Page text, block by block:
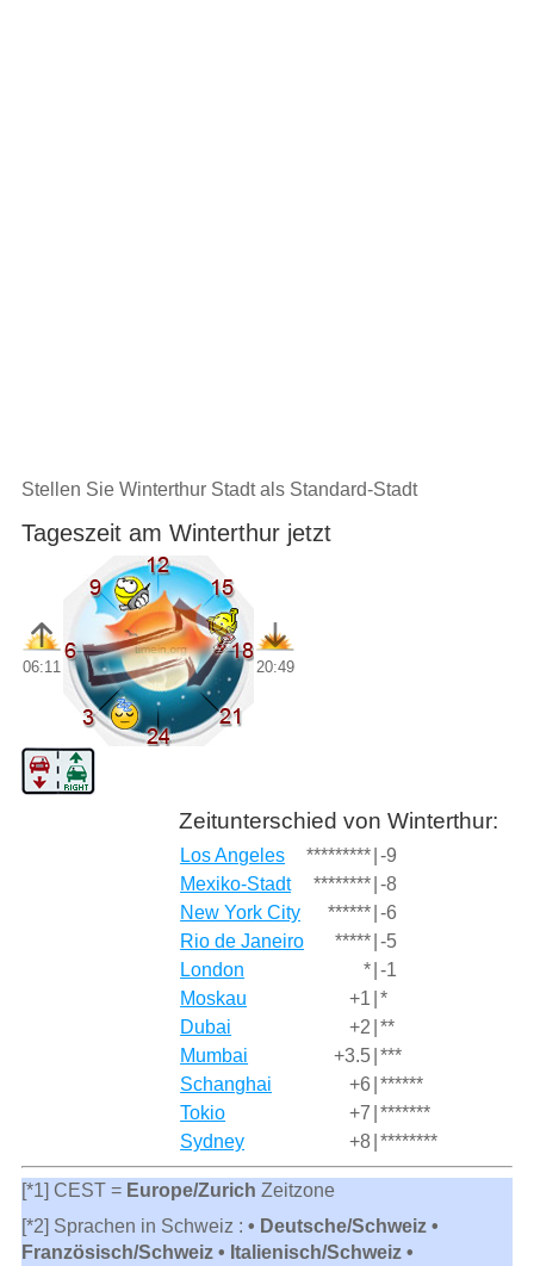
Stellen Sie Winterthur Stadt als Standard-Stadt
Tageszeit am Winterthur jetzt
06:11 20:49
Zeitunterschied von Winterthur:
Los Angeles ********* -9
Mexiko-Stadt
******** -8
New York City
****** -6
Rio de Janeiro
***** -5
London
* -1
Moskau
+1 *
Dubai
+2 **
Mumbai
+3.5 ***
Schanghai
+6 ******
Tokio
+7 *******
Sydney
+8 ********
[*1] CEST = Europe/Zurich Zeitzone
[*2] Sprachen in Schweiz : • Deutsche/Schweiz •
Französisch/Schweiz • Italienisch/Schweiz •